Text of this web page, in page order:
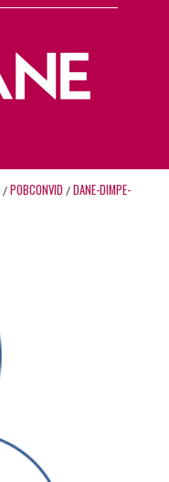
/ POBCONVID / DANE-DIMPE-